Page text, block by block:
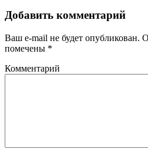
Добавить комментарий
Ваш e-mail не будет опубликован.
помечены *
Комментарий